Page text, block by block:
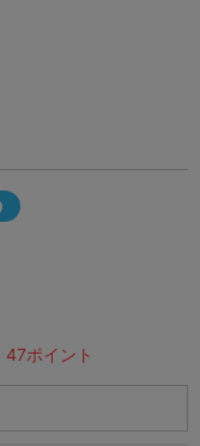
47ポイント